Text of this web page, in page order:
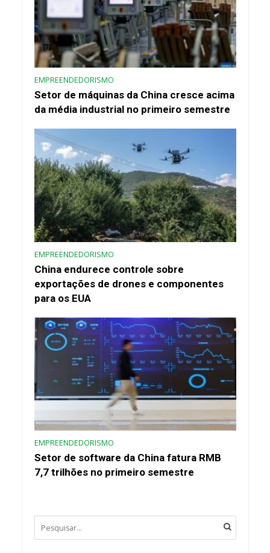
EMPREENDEDORISMO
Setor de máquinas da China cresce acima
da média industrial no primeiro semestre
EMPREENDEDORISMO
China endurece controle sobre
exportações de drones e componentes
para os EUA
EMPREENDEDORISMO
Setor de software da China fatura RMB
7,7 trilhões no primeiro semestre